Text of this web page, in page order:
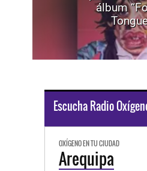
álbum
Escucha Radio
OXÍGENO EN TU CIUDAD
Arequipa